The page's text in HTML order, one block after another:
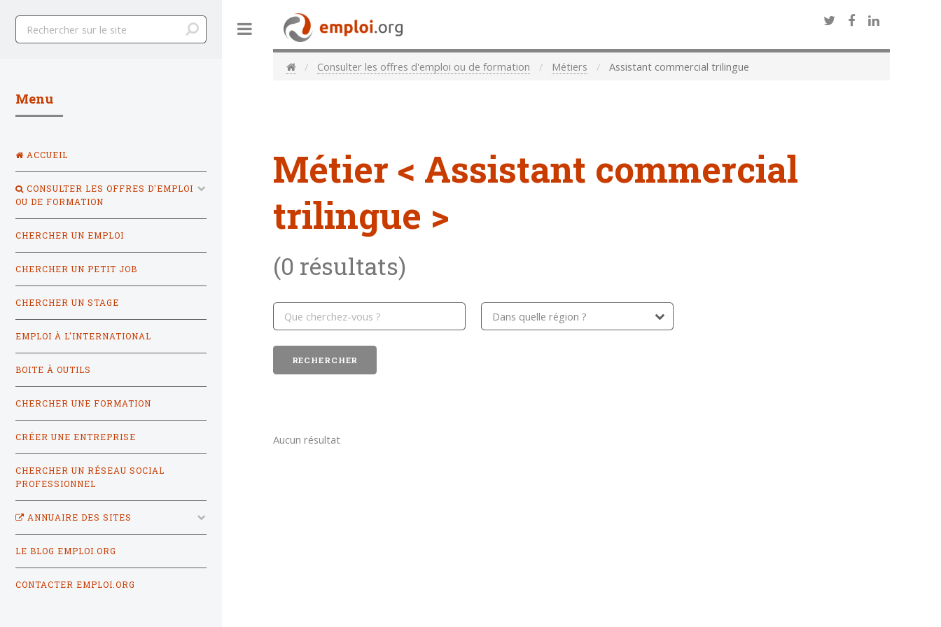
Consulter les offres d'emploi ou de formation Métiers Assistant commercial trilingue
Métier < Assistant commercial
trilingue >
(0 résultats)
Aucun résultat
Menu
ACCUEIL
CONSULTER LES OFFRES D'EMPLOI
OU DE FORMATION
CHERCHER UN EMPLOI
CHERCHER UN PETIT JOB
CHERCHER UN STAGE
EMPLOI À L'INTERNATIONAL
BOITE À OUTILS
CHERCHER UNE FORMATION
CRÉER UNE ENTREPRISE
CHERCHER UN RÉSEAU SOCIAL
PROFESSIONNEL
ANNUAIRE DES SITES
LE BLOG EMPLOI.ORG
CONTACTER EMPLOI.ORG
Toggle